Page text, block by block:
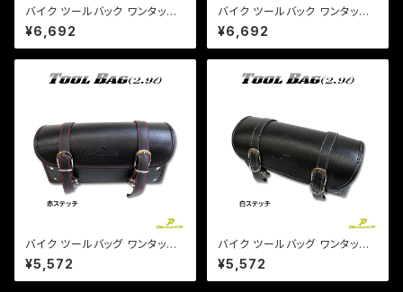
バイク ツールバック ワンタッチ
型 内ポケット付!(赤ステッチ) (5
L)ブラック ツールバッグ 合皮【D
ream-Japanオリジナル】DS S
¥6,692
バイク ツールバック ワンタッチ
型 内ポケット付!(白ステッチ) (5
L)ブラック ツールバッグ 合皮【D
ream-Japanオリジナル】DS S
¥6,692
バイク ツールバッグ ワンタッチ
型 黒 ブラック 内ポケット付き
簡単取り付け 【赤ステッチ】 アメ
リカン 小物入れ 工具入 ハーレ
¥5,572
バイク ツールバッグ ワンタッチ
型 黒 ブラック 内ポケット付き
簡単取り付け 【白ステッチ】 アメ
リカン 小物入れ 工具入 / マグ
¥5,572